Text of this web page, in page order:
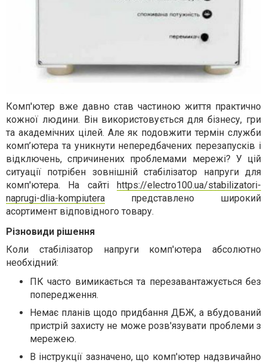
Комп'ютер вже давно став частиною життя практично
кожної людини. Він використовується для бізнесу, гри
та академічних цілей. Але як подовжити термін служби
комп’ютера та уникнути непередбачених перезапусків і
відключень, спричинених проблемами мережі? У цій
ситуації потрібен зовнішній стабілізатор напруги для
комп'ютера. На сайті https://electro100.ua/stabilizatori-
naprugi-dlia-kompiutera представлено широкий
асортимент відповідного товару.
Різновиди рішення
Коли стабілізатор напруги комп'ютера абсолютно
необхідний:
ПК часто вимикається та перезавантажується без
попередження.
Немає планів щодо придбання ДБЖ, а вбудований
пристрій захисту не може розв'язувати проблеми з
мережею.
В інструкції зазначено, що комп'ютер надзвичайно